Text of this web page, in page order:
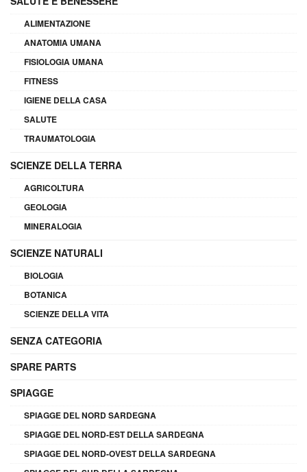
ALIMENTAZIONE
ANATOMIA UMANA
FISIOLOGIA UMANA
FITNESS
IGIENE DELLA CASA
SALUTE
TRAUMATOLOGIA
SCIENZE DELLA TERRA
AGRICOLTURA
GEOLOGIA
MINERALOGIA
SCIENZE NATURALI
BIOLOGIA
BOTANICA
SCIENZE DELLA VITA
SENZA CATEGORIA
SPARE PARTS
SPIAGGE
SPIAGGE DEL NORD SARDEGNA
SPIAGGE DEL NORD-EST DELLA SARDEGNA
SPIAGGE DEL NORD-OVEST DELLA SARDEGNA